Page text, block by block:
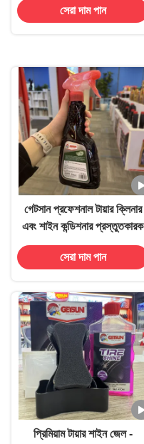
সেরা দাম পান
গেটসান প্রফেশনাল টায়ার ক্লিনার
এবং শাইন কন্ডিশনার প্রস্তুতকারক
সেরা দাম পান
প্রিমিয়াম টায়ার শাইন জেল -